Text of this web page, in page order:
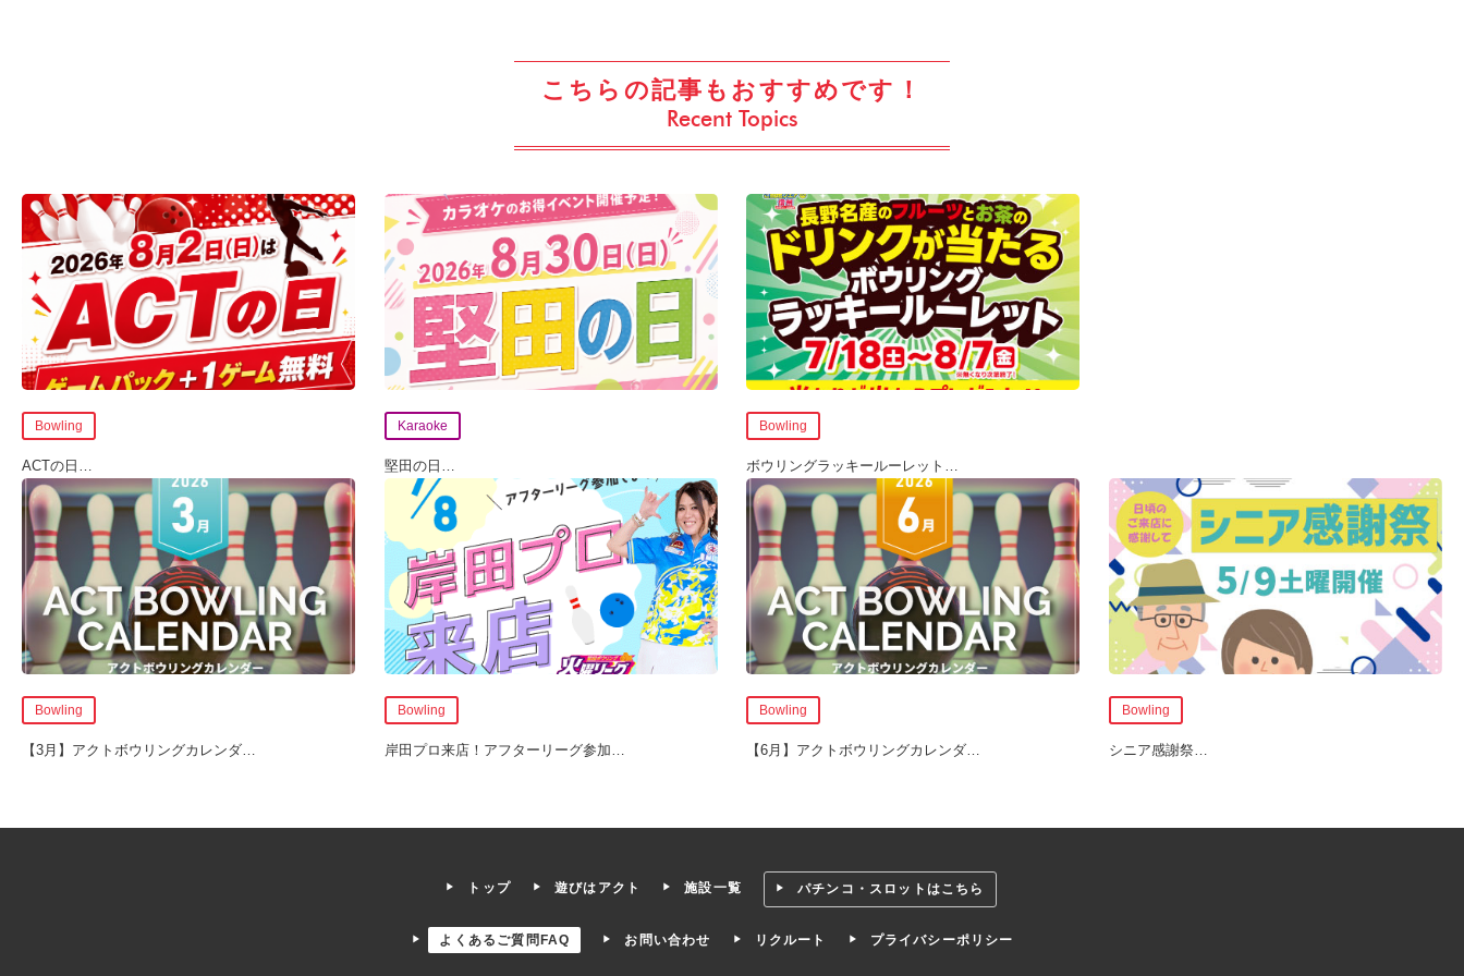
こちらの記事もおすすめです！
Recent Topics
Bowling
ACTの日 …
Karaoke
堅田の日 …
Bowling
ボウリングラッキールーレット …
Bowling
【3月】アクトボウリングカレンダ…
Bowling
岸田プロ来店！アフターリーグ参加…
Bowling
【6月】アクトボウリングカレンダ…
Bowling
シニア感謝祭…
トップ 遊びはアクト 施設一覧 パチンコ・スロットはこちら
よくあるご質問FAQ お問い合わせ リクルート プライバシーポリシー